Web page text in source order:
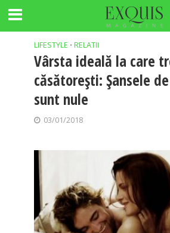
LIFESTYLE • RELATII
Vârsta ideală la care
căsătoreşti: Şansele
sunt nule
03/01/2018